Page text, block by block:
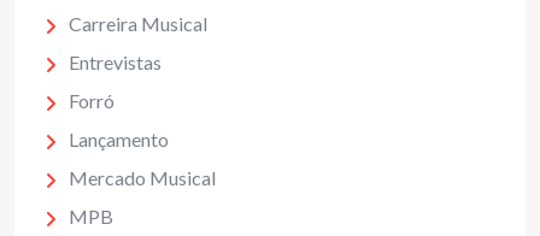
Carreira Musical
Entrevistas
Forró
Lançamento
Mercado Musical
MPB